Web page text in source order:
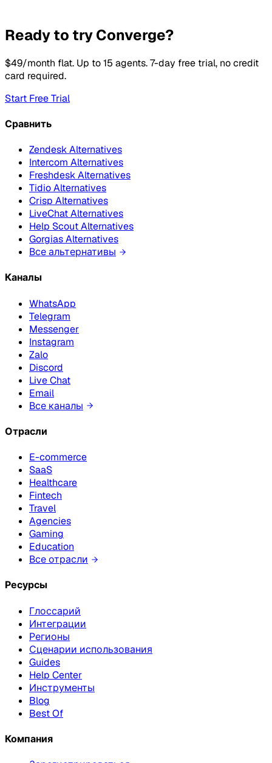
Ready to try Converge?
$49/month flat. Up to 15 agents. 7-day free trial, no credit
card required.
Start Free Trial
Сравнить
Zendesk Alternatives
Intercom Alternatives
Freshdesk Alternatives
Tidio Alternatives
Crisp Alternatives
LiveChat Alternatives
Help Scout Alternatives
Gorgias Alternatives
Все альтернативы
Каналы
WhatsApp
Telegram
Messenger
Instagram
Zalo
Discord
Live Chat
Email
Все каналы
Отрасли
E-commerce
SaaS
Healthcare
Fintech
Travel
Agencies
Gaming
Education
Все отрасли
Ресурсы
Глоссарий
Интеграции
Регионы
Сценарии использования
Guides
Help Center
Инструменты
Blog
Best Of
Компания